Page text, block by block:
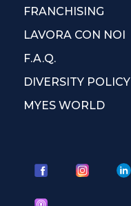
FRANCHISING
LAVORA CON NOI
F.A.Q.
DIVERSITY POLICY
MYES WORLD